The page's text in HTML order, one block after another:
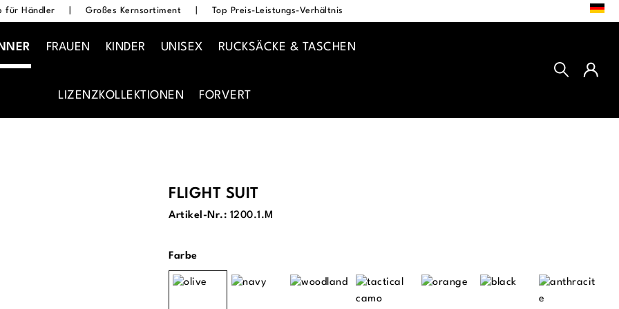
für Händler Großes Kernsortiment Top Preis-Leistungs-Verhältnis
FRAUEN KINDER UNISEX RUCKSÄCKE & TASCHEN
LIZENZKOLLEKTIONEN FORVERT
FLIGHT SUIT
Artikel-Nr.: 1200.1.M
Farbeauswählen